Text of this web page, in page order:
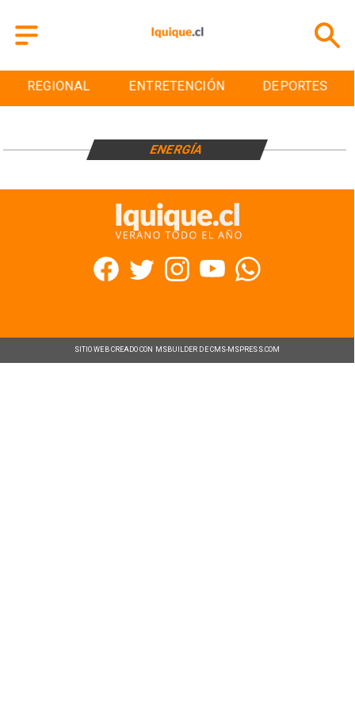
REGIONAL ENTRETENCIÓN DEPORTES
ENERGÍA
SITIO WEB CREADO CON MSBUILDER DE CMS-MSPRESS.COM